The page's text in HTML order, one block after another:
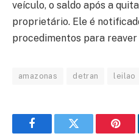
veículo, o saldo após a
proprietário. Ele é
procedimentos para reaver
amazonas detran leilao
FacebookTwitter